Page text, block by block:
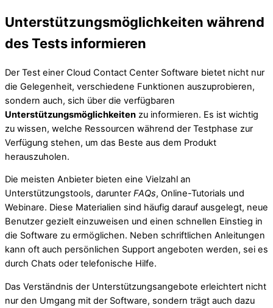
Unterstützungsmöglichkeiten während
des Tests informieren
Der Test einer Cloud Contact Center Software bietet nicht nur
die Gelegenheit, verschiedene Funktionen auszuprobieren,
sondern auch, sich über die verfügbaren
Unterstützungsmöglichkeiten zu informieren. Es ist wichtig
zu wissen, welche Ressourcen während der Testphase zur
Verfügung stehen, um das Beste aus dem Produkt
herauszuholen.
Die meisten Anbieter bieten eine Vielzahl an
Unterstützungstools, darunter FAQs, Online-Tutorials und
Webinare. Diese Materialien sind häufig darauf ausgelegt, neue
Benutzer gezielt einzuweisen und einen schnellen Einstieg in
die Software zu ermöglichen. Neben schriftlichen Anleitungen
kann oft auch persönlichen Support angeboten werden, sei es
durch Chats oder telefonische Hilfe.
Das Verständnis der Unterstützungsangebote erleichtert nicht
nur den Umgang mit der Software, sondern trägt auch dazu